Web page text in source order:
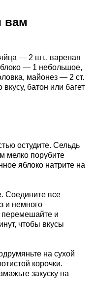
вам
— 2 шт., вареная
— 1 небольшое,
майонез — 2 ст.
батон или багет
остудите. Сельдь
мелко порубите
яблоко натрите на
Соедините все
и немного
и
чтобы вкусы
на сухой
корочки.
закуску на